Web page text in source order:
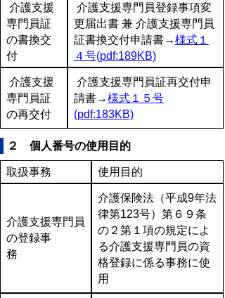
介護支援
専門員証
の書換交
付
介護支援専門員登録事項変
更届出書 兼 介護支援専門員
証書換交付申請書→様式１
４号(pdf:189KB)
介護支援
専門員証
の再交付
介護支援専門員証再交付申
請書→様式１５号
(pdf:183KB)
２ 個人番号の使用目的
取扱事務 使用目的
介護支援専門員
の登録事
務
介護保険法（平成9年法
律第123号）第６９条
の２第１項の規定によ
る介護支援専門員の資
格登録に係る事務に使
用